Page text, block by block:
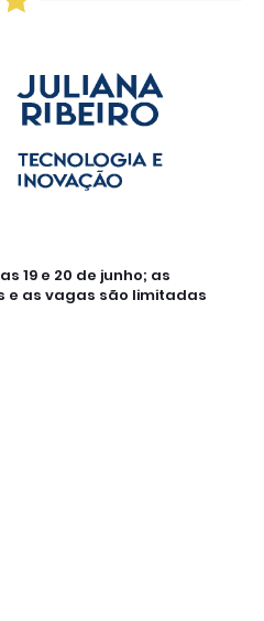
19 e 20 de junho; as
e as vagas são limitadas